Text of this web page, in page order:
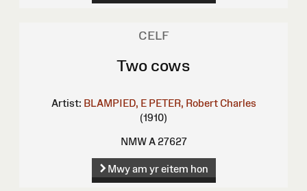
CELF
Two cows
Artist: BLAMPIED, E PETER, Robert Charles
(1910)
NMW A 27627
Mwy am yr eitem hon